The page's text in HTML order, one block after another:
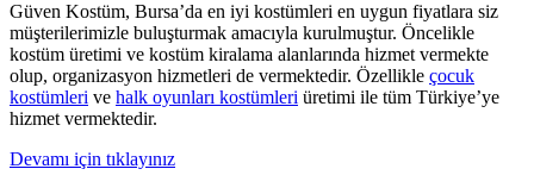
Güven Kostüm, Bursa’da en iyi kostümleri en uygun fiyatlara siz
müşterilerimizle buluşturmak amacıyla kurulmuştur. Öncelikle
kostüm üretimi ve kostüm kiralama alanlarında hizmet vermekte
olup, organizasyon hizmetleri de vermektedir. Özellikle çocuk
kostümleri ve halk oyunları kostümleri üretimi ile tüm Türkiye’ye
hizmet vermektedir.
Devamı için tıklayınız